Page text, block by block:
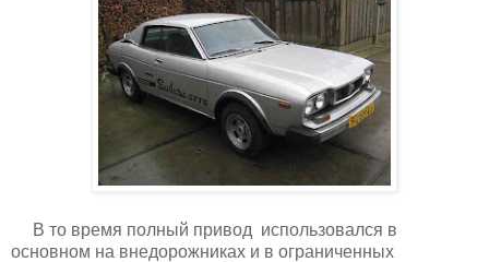
В то время полный привод использовался в
основном на внедорожниках и в ограниченных